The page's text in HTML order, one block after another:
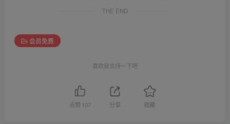
THE END
会员免费
喜欢就支持一下吧
点赞 107 分享 收藏